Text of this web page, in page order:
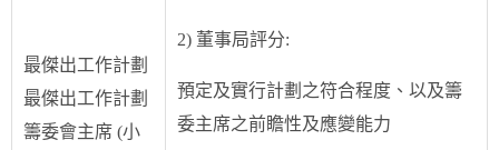
最傑出工作計劃
最傑出工作計劃
籌委會主席 (小
2) 董事局評分:
預定及實行計劃之符合程度、以及籌
委主席之前瞻性及應變能力